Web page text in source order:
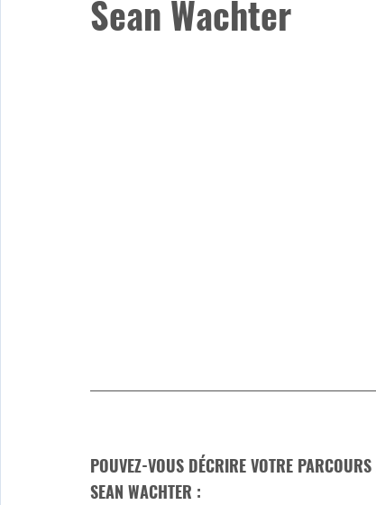
Sean Wachter
POUVEZ-VOUS DÉCRIRE VOTRE
SEAN WACHTER :